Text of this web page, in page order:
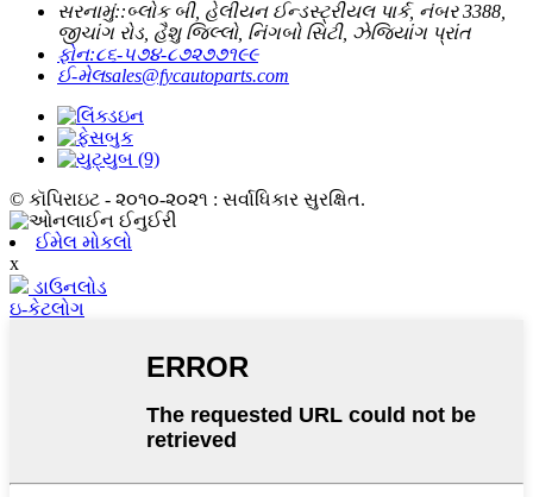
સરનામું::બ્લોક બી, હેલીયન ઈન્ડસ્ટ્રીયલ પાર્ક, નંબર 3388,
જીચાંગ રોડ, હૈશુ જિલ્લો, નિંગબો સિટી, ઝેજિયાંગ પ્રાંત
ફોન:૮૬-૫૭૪-૮૭૨૭૭૧૯૯
ઈ-મેલsales@fycautoparts.com
© કૉપિરાઇટ - ૨૦૧૦-૨૦૨૧ : સર્વાધિકાર સુરક્ષિત.
ઈમેલ મોકલો
x
ડાઉનલોડ
ઇ-કેટલોગ